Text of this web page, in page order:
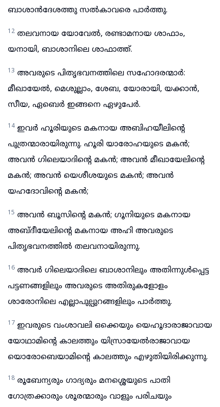
ബാശാൻദേശത്തു സൽകാവരെ പാർത്തു.
12 തലവനായ യോവേൽ, രണ്ടാമനായ ശാഫാം,
യനായി, ബാശാനിലെ ശാഫാത്ത്.
13 അവരുടെ പിതൃഭവനത്തിലെ സഹോദരന്മാർ:
മീഖായേൽ, മെശുല്ലാം, ശേബ, യോരായി, യക്കാൻ,
സീയ, ഏബെർ ഇങ്ങനെ ഏഴുപേർ.
14 ഇവർ ഹൂരിയുടെ മകനായ അബിഹയീലിന്റെ
പുത്രന്മാരായിരുന്നു. ഹൂരി യാരോഹയുടെ മകൻ;
അവൻ ഗിലെയാദിന്റെ മകൻ; അവൻ മീഖായേലിന്റെ
മകൻ; അവൻ യെശീശയുടെ മകൻ; അവൻ
യഹദോവിന്റെ മകൻ;
15 അവൻ ബൂസിന്റെ മകൻ; ഗൂനിയുടെ മകനായ
അബ്ദീയേലിന്റെ മകനായ അഹി അവരുടെ
പിതൃഭവനത്തിൽ തലവനായിരുന്നു.
16 അവർ ഗിലെയാദിലെ ബാശാനിലും അതിന്നുൾപ്പെട്ട
പട്ടണങ്ങളിലും അവരുടെ അതിരുകളോളം
ശാരോനിലെ എല്ലാപുല്പുറങ്ങളിലും പാർത്തു.
17 ഇവരുടെ വംശാവലി ഒക്കെയും യെഹൂദാരാജാവായ
യോഥാമിന്റെ കാലത്തും യിസ്രായേൽരാജാവായ
യൊരോബെയാമിന്റെ കാലത്തും എഴുതിയിരിക്കുന്നു.
18 രൂബേന്യരും ഗാദ്യരും മനശ്ശെയുടെ പാതി
ഗോത്രക്കാരും ശൂരന്മാരും വാളും പരിചയും